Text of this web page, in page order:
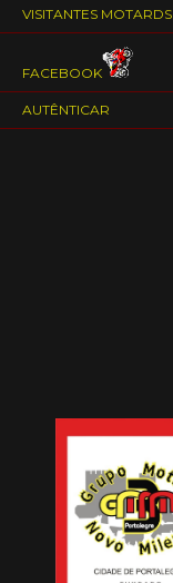
VISITANTES MOTARDS
FACEBOOK
AUTÊNTICAR